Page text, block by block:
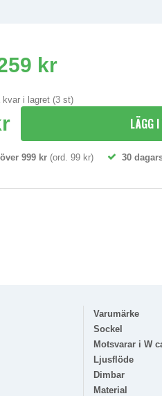
kr
kvar i lagret (3 st)
LÄGG
999 kr (ord. 99 kr) 30
Varumärke
Sockel
Motsvarar i W
Ljusflöde
Dimbar
Material